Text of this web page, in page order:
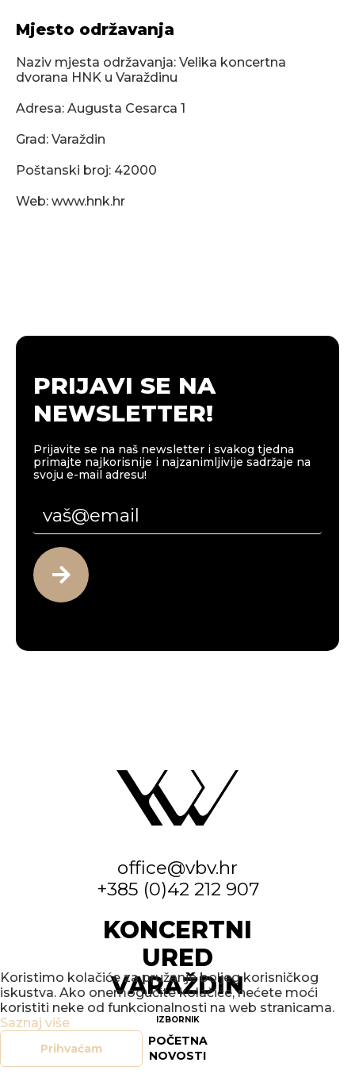
Mjesto održavanja
Naziv mjesta održavanja: Velika koncertna
dvorana HNK u Varaždinu
Adresa: Augusta Cesarca 1
Grad: Varaždin
Poštanski broj: 42000
Web: www.hnk.hr
PRIJAVI SE NA
NEWSLETTER!
Prijavite se na naš newsletter i svakog tjedna
primajte najkorisnije i najzanimljivije sadržaje na
svoju e-mail adresu!
office@vbv.hr
+385 (0)42 212 907
KONCERTNI
URED
VARAŽDIN
IZBORNIK
POČETNA
NOVOSTI
DOGAĐANJA
Koristimo kolačiće za pružanje boljeg korisničkog
iskustva. Ako onemogućite kolačiće, nećete moći
koristiti neke od funkcionalnosti na web stranicama.
Saznaj više
Prihvaćam